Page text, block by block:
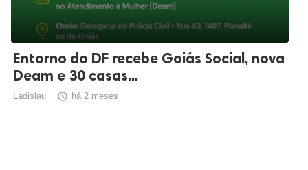
Entorno do DF recebe Goiás Social, nova
Deam e 30 casas...
Ladislau  há 2 meses